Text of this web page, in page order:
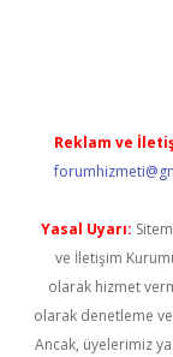
Reklam ve
Yasal Uyarı:
ve İletişim
olarak hizmet
olarak denetleme
Ancak, üyelerimiz